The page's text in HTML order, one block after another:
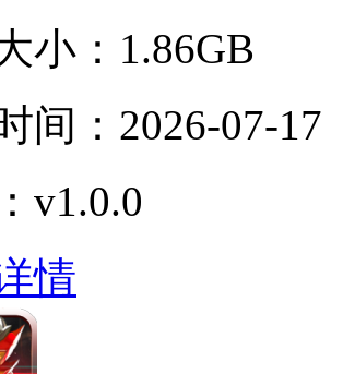
小： 1.86GB
间： 2026-07-17
v1.0.0
情